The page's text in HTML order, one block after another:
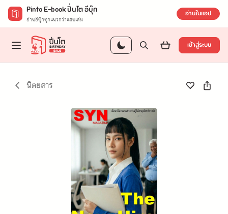
Pinto E-book ปิ่นโต อีบุ๊ก
อ่านอีบุ๊กทุกแนวกว่าแสนเล่ม อ่านในแอป
เข้าสู่ระบบ
นิตยสาร